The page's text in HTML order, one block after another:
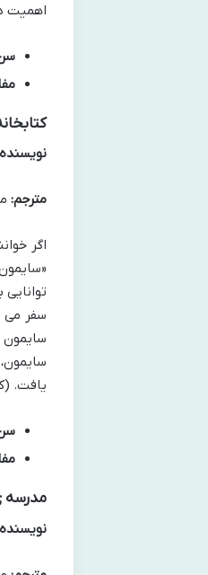
اهمیت
مترجم:
اگر
سفر می
سایمون
یافت.
مدرسه